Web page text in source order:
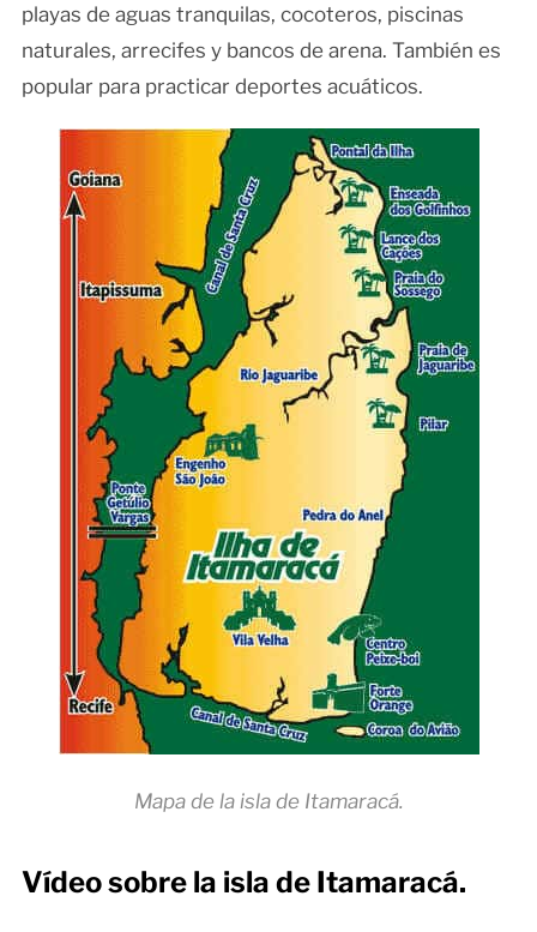
playas de aguas tranquilas, cocoteros, piscinas
naturales, arrecifes y bancos de arena. También es
popular para practicar deportes acuáticos.
Mapa de la isla de Itamaracá.
Vídeo sobre la isla de Itamaracá.